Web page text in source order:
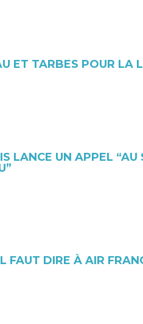
ET TARBES POUR LA
LANCE UN APPEL
FAUT DIRE À AIR